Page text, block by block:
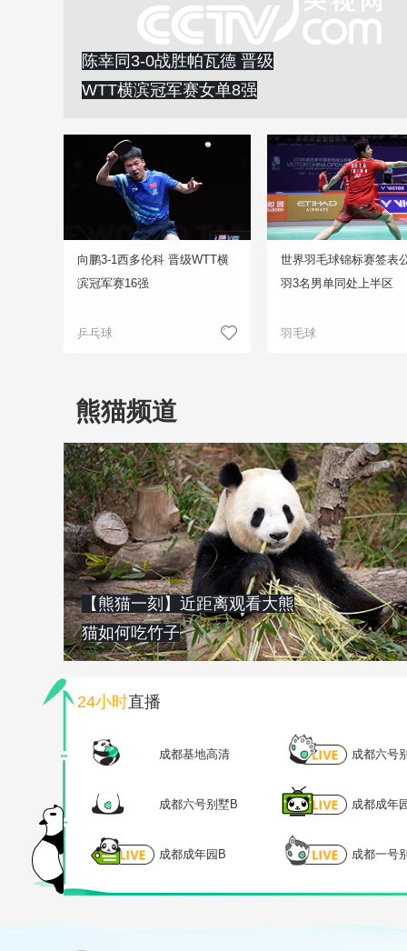
陈幸同3-0战胜帕瓦德 晋级
WTT横滨冠军赛女单8强
向鹏3-1西多伦科 晋级WTT横
滨冠军赛16强
乒乓球
世界羽毛球锦标赛签表
羽3名男单同处上半区
羽毛球
熊猫频道
【熊猫一刻】近距离观看大熊
猫如何吃竹子
24小时直播
成都基地高清 成都六号
成都六号别墅B 成都成年
成都成年园B 成都一号